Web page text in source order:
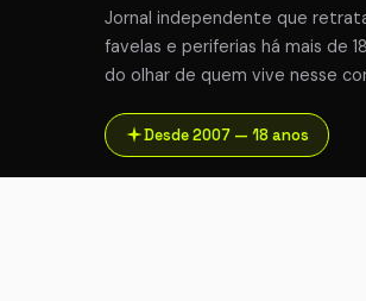
Jornal independente que
favelas e periferias há mais de
do olhar de quem vive nesse
Desde 2007 — 18 anos